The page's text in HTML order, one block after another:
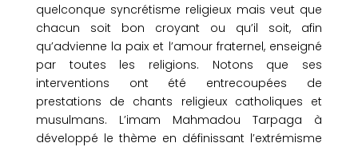
quelconque syncrétisme religieux mais veut que
chacun soit bon croyant ou qu’il soit, afin
qu’advienne la paix et l’amour fraternel, enseigné
par toutes les religions. Notons que ses
interventions ont été entrecoupées de
prestations de chants religieux catholiques et
musulmans. L’imam Mahmadou Tarpaga à
développé le thème en définissant l’extrémisme